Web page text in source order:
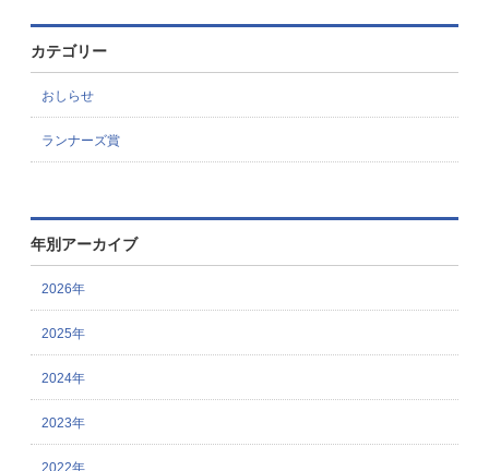
カテゴリー
おしらせ
ランナーズ賞
年別アーカイブ
2026年
2025年
2024年
2023年
2022年